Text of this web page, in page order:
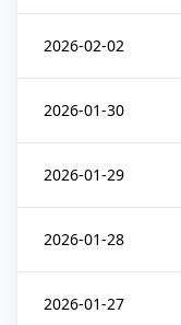
2026-02-02
2026-01-30
2026-01-29
2026-01-28
2026-01-27